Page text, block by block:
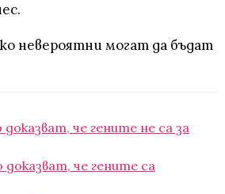
невероятни могат да бъдат
доказват, че гените не са за
доказват, че гените са